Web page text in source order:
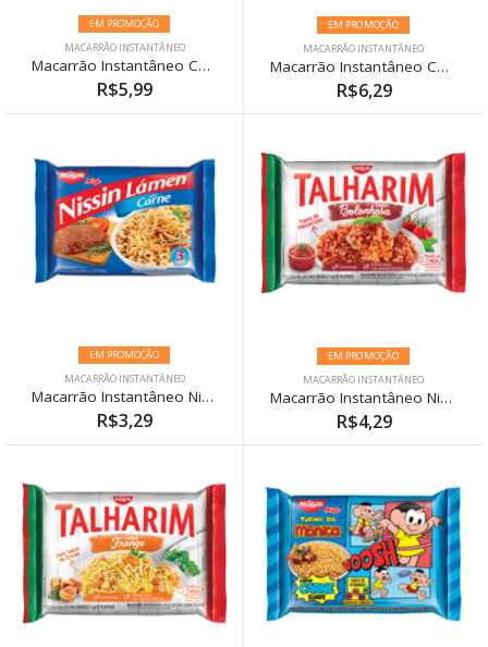
EM PROMOÇÃO
MACARRÃO INSTANTÂNEO
Macarrão Instantâneo Cup Noodles Costela com Molho de Churrasco 69g
R$5,99
EM PROMOÇÃO
MACARRÃO INSTANTÂNEO
Macarrão Instantâneo Cup Noodles Yakissoba 70g
R$6,29
EM PROMOÇÃO
MACARRÃO INSTANTÂNEO
Macarrão Instantâneo Nissin Miojo Lámen Carne 85g
R$3,29
EM PROMOÇÃO
MACARRÃO INSTANTÂNEO
Macarrão Instantâneo Nissin Miojo Talharim Bolonhesa 99g
R$4,29